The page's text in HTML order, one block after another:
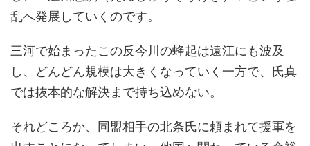
乱へ発展していくのです。
三河で始まったこの反今川の蜂起は遠江にも波及
し、どんどん規模は大きくなっていく一方で、氏真
では抜本的な解決まで持ち込めない。
それどころか、同盟相手の北条氏に頼まれて援軍を